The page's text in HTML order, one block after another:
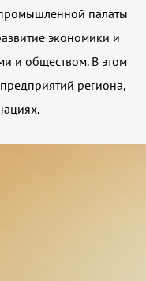
палаты
экономики и
и обществом. В этом
региона,